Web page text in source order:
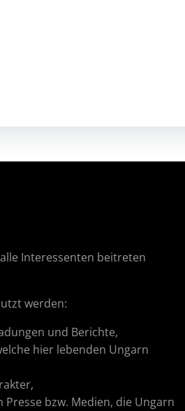
Interessenten beitreten
werden:
und Berichte,
hier lebenden Ungarn
bzw. Medien, die Ungarn